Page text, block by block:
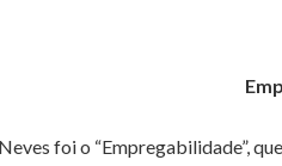
foi o “Empregabilidade”,